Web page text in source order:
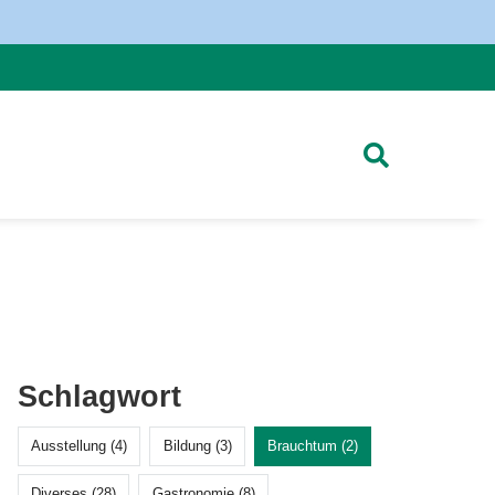
Schlagwort
Ausstellung (4) Bildung (3) Brauchtum (2)